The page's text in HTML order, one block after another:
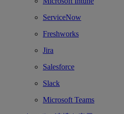
ServiceNow
Freshworks
Jira
Salesforce
Slack
Microsoft Teams